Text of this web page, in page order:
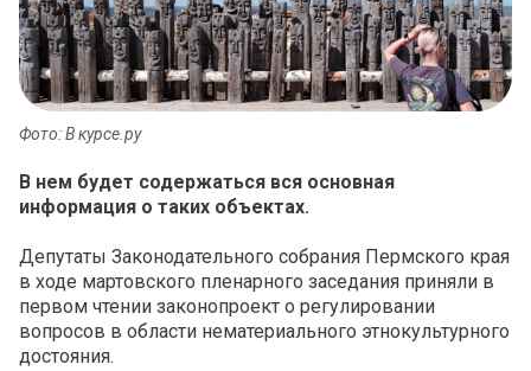
Фото: В курсе.ру
В нем будет содержаться вся основная
информация о таких объектах.
Депутаты Законодательного собрания Пермского края
в ходе мартовского пленарного заседания приняли в
первом чтении законопроект о регулировании
вопросов в области нематериального этнокультурного
достояния.